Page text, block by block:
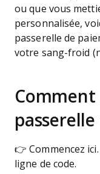
ou que vous
personnalisée,
passerelle de
votre sang-froid
👉 Commencez
ligne de code.